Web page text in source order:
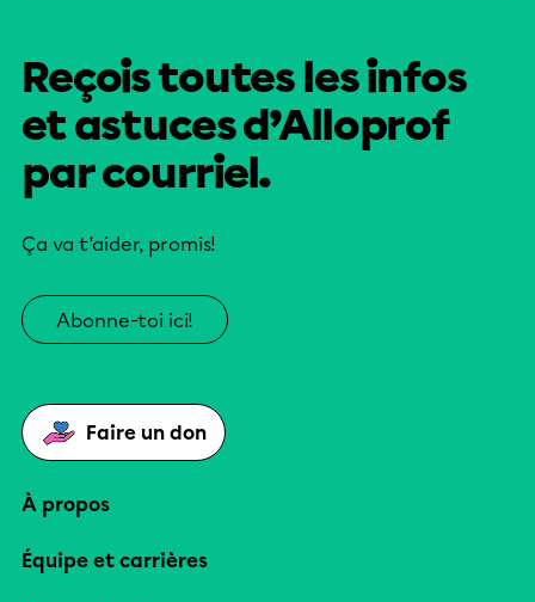
Reçois toutes les infos
et astuces d’Alloprof
par courriel.
Ça va t’aider, promis!
Abonne-toi ici!
Faire un don
À propos
Équipe et carrières